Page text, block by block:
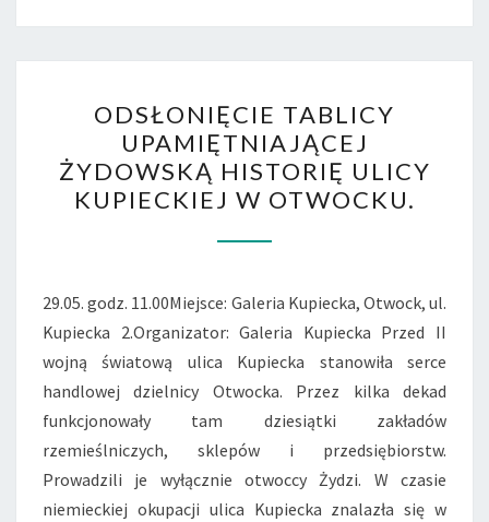
TABLICY
UPAMIĘTNIAJĄCEJ
ŻYDOWSKĄ
HISTORIĘ
ULICY
W
OTWOCKU.
ODSŁONIĘCIE TABLICY
UPAMIĘTNIAJĄCEJ
ŻYDOWSKĄ HISTORIĘ ULICY
KUPIECKIEJ W OTWOCKU.
29.05. godz. 11.00Miejsce: Galeria Kupiecka, Otwock, ul.
Kupiecka 2.Organizator: Galeria Kupiecka Przed II
wojną światową ulica Kupiecka stanowiła serce
handlowej dzielnicy Otwocka. Przez kilka dekad
funkcjonowały tam dziesiątki zakładów
rzemieślniczych, sklepów i przedsiębiorstw.
Prowadzili je wyłącznie otwoccy Żydzi. W czasie
niemieckiej okupacji ulica Kupiecka znalazła się w